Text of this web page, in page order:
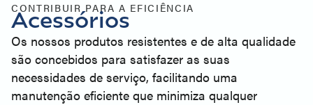
CONTRIBUIR PARA A EFICIÊNCIA
Acessórios
Os nossos produtos resistentes e de alta qualidade
são concebidos para satisfazer as suas
necessidades de serviço, facilitando uma
manutenção eficiente que minimiza qualquer